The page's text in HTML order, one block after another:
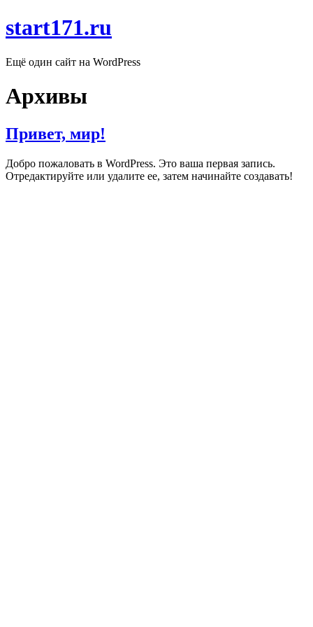
start171.ru
Ещё один сайт на WordPress
Архивы
Привет, мир!
Добро пожаловать в WordPress. Это ваша первая запись.
Отредактируйте или удалите ее, затем начинайте создавать!